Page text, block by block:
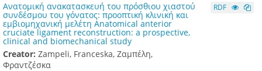
Ανατομική ανακατασκευή του πρόσθιου χιαστού
συνδέσμου του γόνατος: προοπτική κλινική και
εμβιομηχανική μελέτη Anatomical anterior
cruciate ligament reconstruction: a prospective,
clinical and biomechanical study
Creator: Zampeli, Franceska, Ζαμπέλη,
Φραντζέσκα
RDF